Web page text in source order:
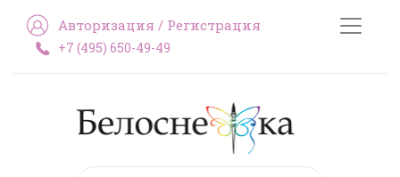
Авторизация / Регистрация
+7 (495) 650-49-49